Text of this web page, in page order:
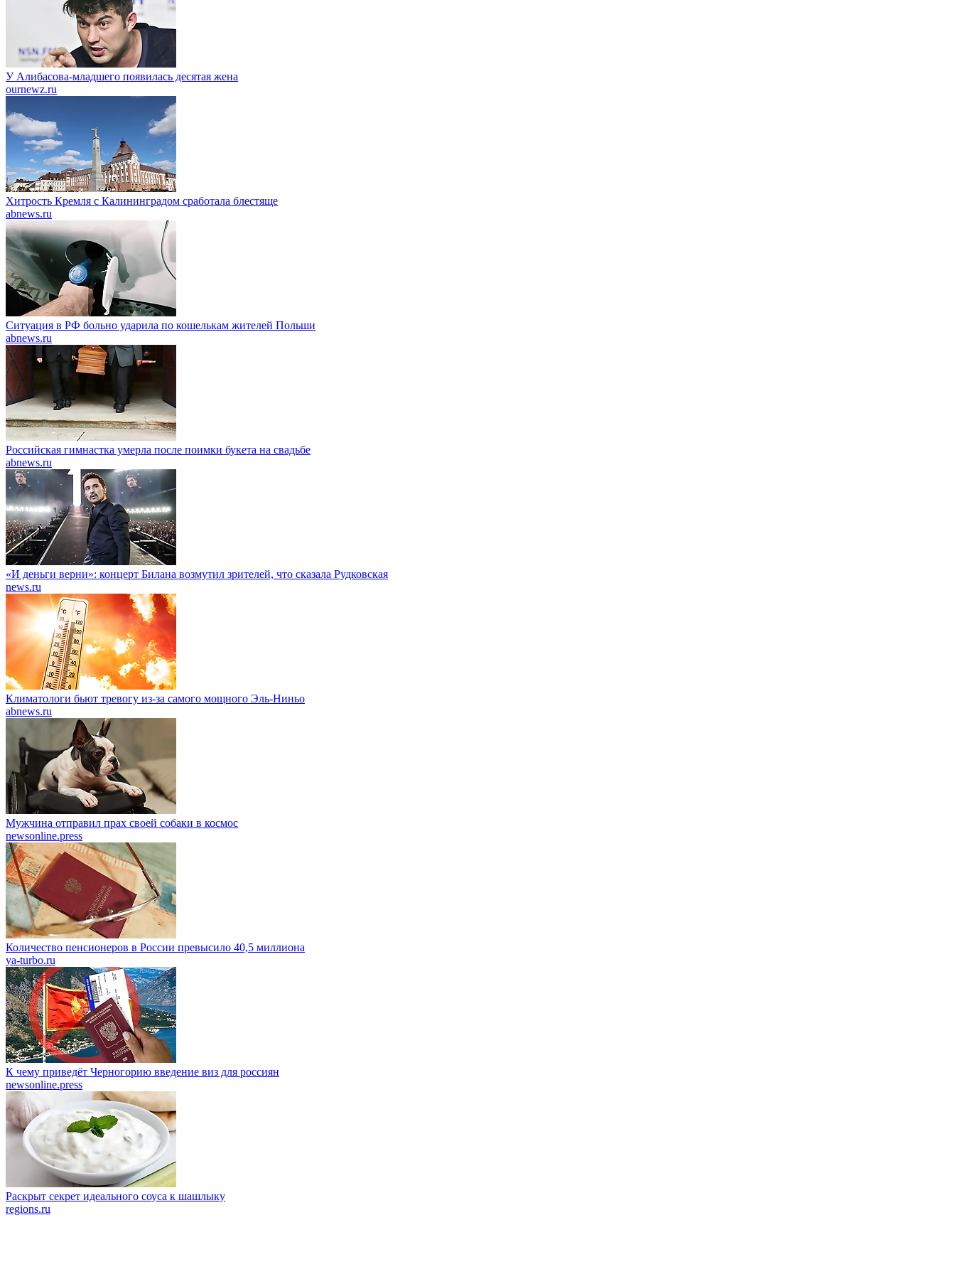
У Алибасова-младшего появилась десятая жена
ournewz.ru
Хитрость Кремля с Калининградом сработала блестяще
abnews.ru
Ситуация в РФ больно ударила по кошелькам жителей Польши
abnews.ru
Российская гимнастка умерла после поимки букета на свадьбе
abnews.ru
«И деньги верни»: концерт Билана возмутил зрителей, что сказала Рудковская
news.ru
Климатологи бьют тревогу из-за самого мощного Эль-Ниньо
abnews.ru
Мужчина отправил прах своей собаки в космос
newsonline.press
Количество пенсионеров в России превысило 40,5 миллиона
ya-turbo.ru
К чему приведёт Черногорию введение виз для россиян
newsonline.press
Раскрыт секрет идеального соуса к шашлыку
regions.ru